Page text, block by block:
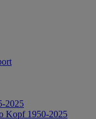
2025
Kopf 1950-2025